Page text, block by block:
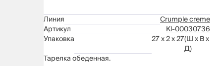
Линия
Crumple creme
Артикул
Kl-00030736
Упаковка
27 x 2 x 27(Ш x В x
Д)
Тарелка обеденная.